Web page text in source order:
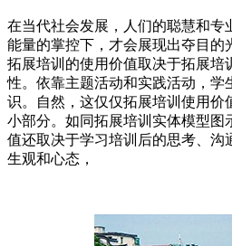
在当代社会发展，人们的聪慧和专
能量的掌控下，才会展现出夺目的
拓展培训的使用价值取决于拓展培
性。依靠主题活动和实践活动，学
识。自然，这仅仅拓展培训使用价
小部分。如同拓展培训实体模型图
值还取决于学习培训后的思考、沟
生观和心态，